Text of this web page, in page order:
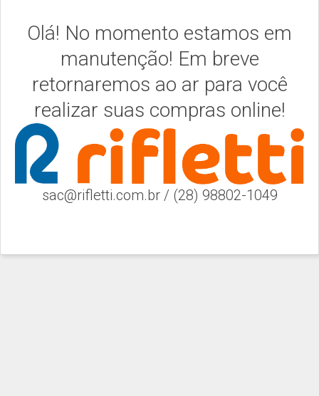
Olá! No momento estamos em
manutenção! Em breve
retornaremos ao ar para você
realizar suas compras online!
sac@rifletti.com.br / (28) 98802-1049